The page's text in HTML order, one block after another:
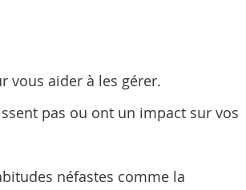
vous aider à les gérer.
pas ou ont un impact sur vos
néfastes comme la